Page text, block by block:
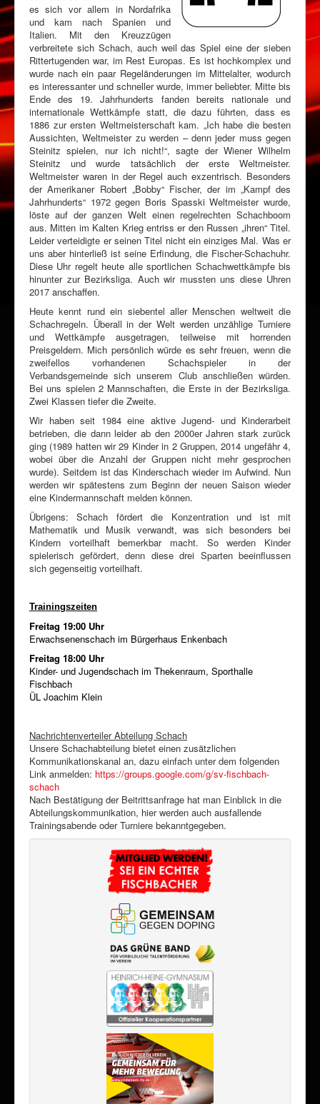
es sich vor allem in Nordafrika
und kam nach Spanien und
Italien. Mit den Kreuzzügen
verbreitete sich Schach, auch weil das Spiel eine der sieben
Rittertugenden war, im Rest Europas. Es ist hochkomplex und
wurde nach ein paar Regeländerungen im Mittelalter, wodurch
es interessanter und schneller wurde, immer beliebter. Mitte bis
Ende des 19. Jahrhunderts fanden bereits nationale und
internationale Wettkämpfe statt, die dazu führten, dass es
1886 zur ersten Weltmeisterschaft kam. „Ich habe die besten
Aussichten, Weltmeister zu werden – denn jeder muss gegen
Steinitz spielen, nur ich nicht!“, sagte der Wiener Wilhelm
Steinitz und wurde tatsächlich der erste Weltmeister.
Weltmeister waren in der Regel auch exzentrisch. Besonders
der Amerikaner Robert „Bobby“ Fischer, der im „Kampf des
Jahrhunderts“ 1972 gegen Boris Spasski Weltmeister wurde,
löste auf der ganzen Welt einen regelrechten Schachboom
aus. Mitten im Kalten Krieg entriss er den Russen „ihren“ Titel.
Leider verteidigte er seinen Titel nicht ein einziges Mal. Was er
uns aber hinterließ ist seine Erfindung, die Fischer-Schachuhr.
Diese Uhr regelt heute alle sportlichen Schachwettkämpfe bis
hinunter zur Bezirksliga. Auch wir mussten uns diese Uhren
2017 anschaffen.
Heute kennt rund ein siebentel aller Menschen weltweit die
Schachregeln. Überall in der Welt werden unzählige Turniere
und Wettkämpfe ausgetragen, teilweise mit horrenden
Preisgeldern. Mich persönlich würde es sehr freuen, wenn die
zweifellos vorhandenen Schachspieler in der
Verbandsgemeinde sich unserem Club anschließen würden.
Bei uns spielen 2 Mannschaften, die Erste in der Bezirksliga.
Zwei Klassen tiefer die Zweite.
Wir haben seit 1984 eine aktive Jugend- und Kinderarbeit
betrieben, die dann leider ab den 2000er Jahren stark zurück
ging (1989 hatten wir 29 Kinder in 2 Gruppen, 2014 ungefähr 4,
wobei über die Anzahl der Gruppen nicht mehr gesprochen
wurde). Seitdem ist das Kinderschach wieder im Aufwind. Nun
werden wir spätestens zum Beginn der neuen Saison wieder
eine Kindermannschaft melden können.
Übrigens: Schach fördert die Konzentration und ist mit
Mathematik und Musik verwandt, was sich besonders bei
Kindern vorteilhaft bemerkbar macht. So werden Kinder
spielerisch gefördert, denn diese drei Sparten beeinflussen
sich gegenseitig vorteilhaft.
Trainingszeiten
Freitag 19:00 Uhr
Erwachsenenschach im Bürgerhaus Enkenbach
Freitag 18:00 Uhr
Kinder- und Jugendschach im Thekenraum, Sporthalle
Fischbach
ÜL Joachim Klein
Nachrichtenverteiler Abteilung Schach
Unsere Schachabteilung bietet einen zusätzlichen
Kommunikationskanal an, dazu einfach unter dem folgenden
Link anmelden: https://groups.google.com/g/sv-fischbach-
schach
Nach Bestätigung der Beitrittsanfrage hat man Einblick in die
Abteilungskommunikation, hier werden auch ausfallende
Trainingsabende oder Turniere bekanntgegeben.